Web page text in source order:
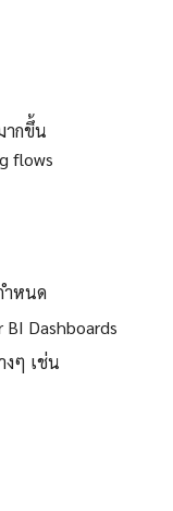
ากขึ้น
flows
ำหนด
Dashboards
งๆ เช่น